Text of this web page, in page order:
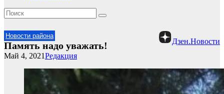
Новости района
Дзен.Новости
Память надо уважать!
Редакция
Май 4, 2021